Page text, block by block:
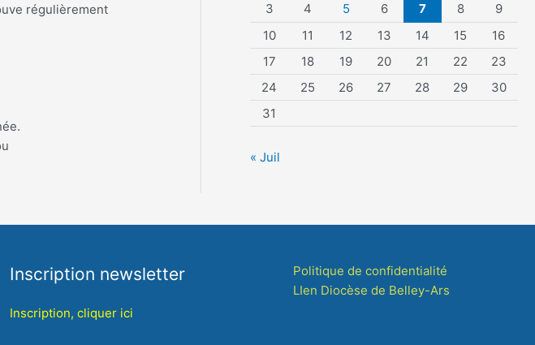
régulièrement
3
4 5 6 7 8
9
10
11 12 13 14 15
16
17
18 19 20 21 22
23
24
25 26 27 28 29
30
31
« Juil
Inscription newsletter
Inscription, cliquer ici
Politique de confidentialité
LIen Diocèse de Belley-Ars